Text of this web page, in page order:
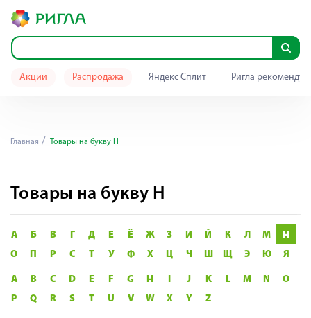
Акции Распродажа Яндекс Сплит Ригла
Главная Товары на букву Н
Товары на букву Н
А Б В Г Д Е Ё Ж З И Й К Л М
Н
О
П Р С Т У Ф Х Ц Ч Ш Щ Э Ю Я
A B C D E F G H I J K L M N
O
P
Q R S T U V W X Y Z